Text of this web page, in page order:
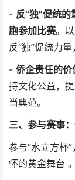
- 反“独”促统的
胞参加比赛。
反“独”促统力
- 侨企责任的价
持文化公益，
当典范。
三、参与赛事
参与“水立方杯
怀的黄金舞台 。